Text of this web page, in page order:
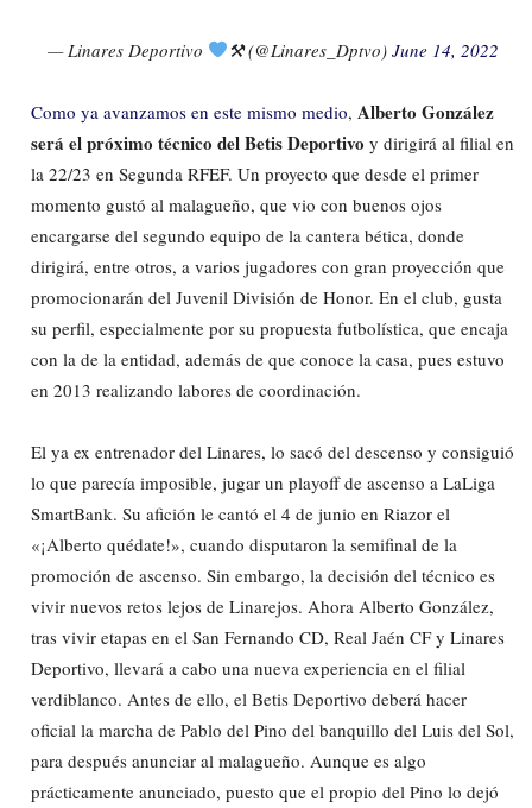
— Linares Deportivo ⚒ (@Linares_Dptvo)June 14, 2022
Como ya avanzamos en este mismo medio, Alberto González
será el próximo técnico del Betis Deportivo y dirigirá al filial en
la 22/23 en Segunda RFEF. Un proyecto que desde el primer
momento gustó al malagueño, que vio con buenos ojos
encargarse del segundo equipo de la cantera bética, donde
dirigirá, entre otros, a varios jugadores con gran proyección que
promocionarán del Juvenil División de Honor. En el club, gusta
su perfil, especialmente por su propuesta futbolística, que encaja
con la de la entidad, además de que conoce la casa, pues estuvo
en 2013 realizando labores de coordinación.
El ya ex entrenador del Linares, lo sacó del descenso y consiguió
lo que parecía imposible, jugar un playoff de ascenso a LaLiga
SmartBank. Su afición le cantó el 4 de junio en Riazor el
«¡Alberto quédate!», cuando disputaron la semifinal de la
promoción de ascenso. Sin embargo, la decisión del técnico es
vivir nuevos retos lejos de Linarejos. Ahora Alberto González,
tras vivir etapas en el San Fernando CD, Real Jaén CF y Linares
Deportivo, llevará a cabo una nueva experiencia en el filial
verdiblanco. Antes de ello, el Betis Deportivo deberá hacer
oficial la marcha de Pablo del Pino del banquillo del Luis del Sol,
para después anunciar al malagueño. Aunque es algo
prácticamente anunciado, puesto que el propio del Pino lo dejó